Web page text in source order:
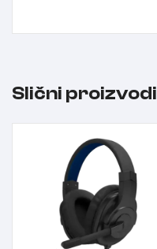
Slični proizvodi